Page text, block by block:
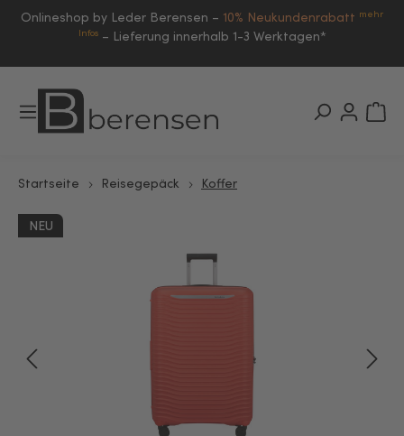
Onlineshop by Leder Berensen – 10% Neukundenrabatt mehr
Infos – Lieferung innerhalb 1-3 Werktagen*
Startseite Reisegepäck Koffer
NEU